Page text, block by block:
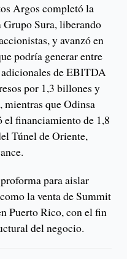
Argos completó la
Sura, liberando
y avanzó en
podría generar entre
de EBITDA
por 1,3 billones y
que Odinsa
el financiamiento de 1,8
Túnel de Oriente,
para aislar
la venta de Summit
Puerto Rico, con el fin
del negocio.